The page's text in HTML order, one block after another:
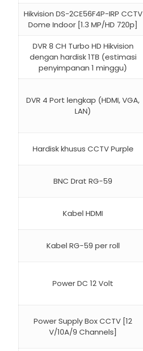
Hikvision DS-2CE56F4P-IRP CCTV
Dome Indoor [1.3 MP/HD 720p]
DVR 8 CH Turbo HD Hikvision
dengan hardisk 1TB (estimasi
penyimpanan 1 minggu)
DVR 4 Port lengkap (HDMI, VGA,
LAN)
Hardisk khusus CCTV Purple
BNC Drat RG-59
Kabel HDMI
Kabel RG-59 per roll
Power DC 12 Volt
Power Supply Box CCTV [12
V/10A/9 Channels]